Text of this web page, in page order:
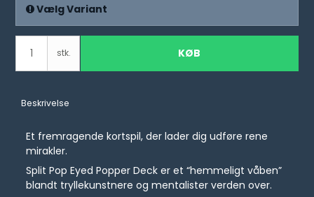
Vælg Variant
stk. KØB
Beskrivelse
Et fremragende kortspil, der lader dig udføre rene
mirakler.
Split Pop Eyed Popper Deck er et “hemmeligt våben”
blandt tryllekunstnere og mentalister verden over.